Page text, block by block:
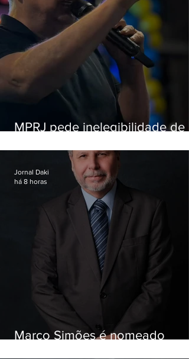
MPRJ pede inelegibilidade de
Marco Simões é nomeado
Jornal Daki
há 8 horas